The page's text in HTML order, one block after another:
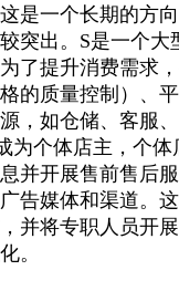
是一个长期的方
突出。S是一个大
了提升消费需求
的质量控制）、
，如仓储、客服
为个体店主，个体
并开展售前售后
告媒体和渠道。
并将专职人员开
。